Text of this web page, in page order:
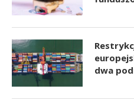
dwa